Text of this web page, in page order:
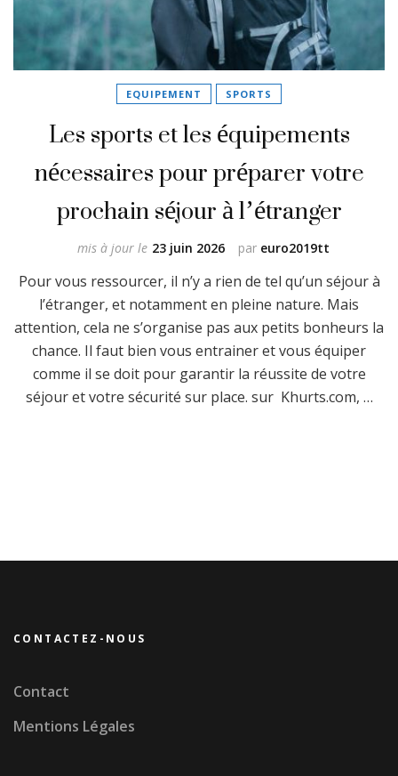
EQUIPEMENT SPORTS
Les sports et les équipements
nécessaires pour préparer votre
prochain séjour à l’étranger
par euro2019tt
mis à jour le 23 juin 2026
Pour vous ressourcer, il n’y a rien de tel qu’un séjour à
l’étranger, et notamment en pleine nature. Mais
attention, cela ne s’organise pas aux petits bonheurs la
chance. Il faut bien vous entrainer et vous équiper
comme il se doit pour garantir la réussite de votre
séjour et votre sécurité sur place. sur Khurts.com, …
CONTACTEZ-NOUS
Contact
Mentions Légales